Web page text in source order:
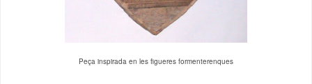
Peça inspirada en les figueres formenterenques